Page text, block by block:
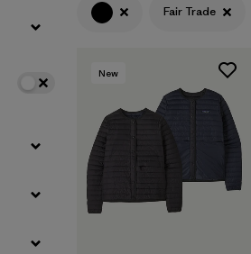
Filtrar por
Features
Filtrar por
Materials & Fabric
Fair Trade
New